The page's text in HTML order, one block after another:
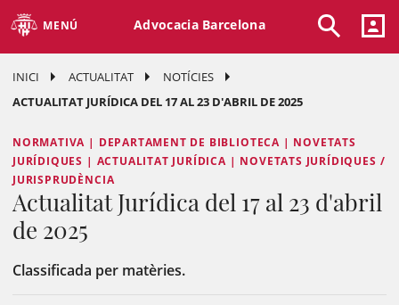
MENÚ Advocacia Barcelona
INICI ACTUALITAT
NOTÍCIES
ACTUALITAT JURÍDICA DEL 17 AL 23 D'ABRIL DE 2025
NORMATIVA | DEPARTAMENT DE BIBLIOTECA | NOVETATS
JURÍDIQUES | ACTUALITAT JURÍDICA | NOVETATS JURÍDIQUES /
JURISPRUDÈNCIA
Actualitat Jurídica del 17 al 23 d'abril
de 2025
Classificada per matèries.